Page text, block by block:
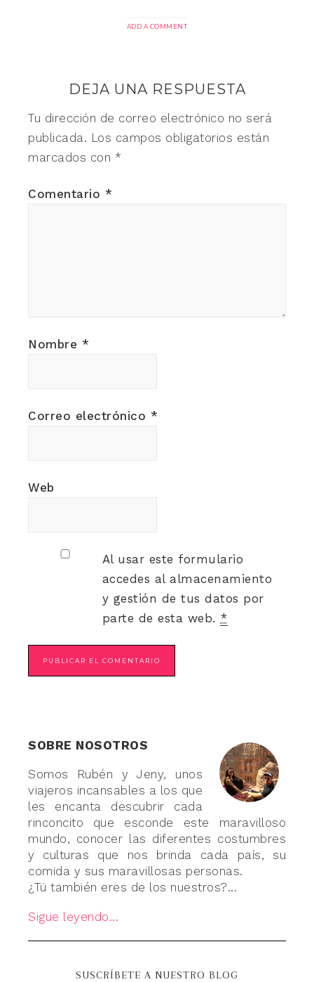
ADD A COMMENT
DEJA UNA RESPUESTA
Tu dirección de correo electrónico no será
publicada. Los campos obligatorios están
marcados con *
Comentario *
Nombre *
Correo electrónico *
Web
Al usar este formulario
accedes al almacenamiento
y gestión de tus datos por
parte de esta web. *
SOBRE NOSOTROS
Somos Rubén y Jeny, unos
viajeros incansables a los que
les encanta descubrir cada
rinconcito que esconde este maravilloso
mundo, conocer las diferentes costumbres
y culturas que nos brinda cada país, su
comida y sus maravillosas personas.
¿Tú también eres de los nuestros?...
Sigue leyendo...
SUSCRÍBETE A NUESTRO BLOG